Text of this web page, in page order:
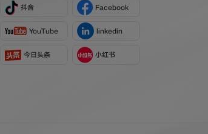
抖音 Facebook
YouTube linkedin
今日头条 小红书